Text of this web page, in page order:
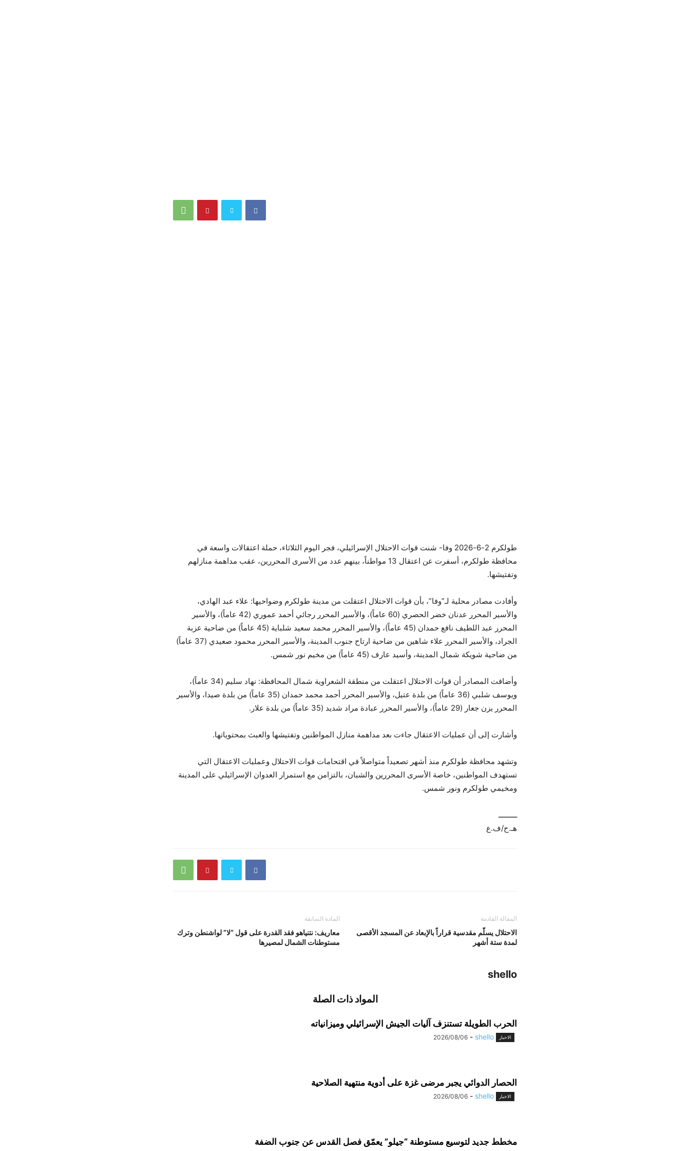
طولكرم 2-6-2026 وفا- شنت قوات الاحتلال الإسرائيلي، فجر اليوم الثلاثاء، حملة اعتقالات واسعة في
محافظة طولكرم، أسفرت عن اعتقال 13 مواطناً، بينهم عدد من الأسرى المحررين، عقب مداهمة منازلهم
وتفتيشها.
وأفادت مصادر محلية لـ”وفا”، بأن قوات الاحتلال اعتقلت من مدينة طولكرم وضواحيها: علاء عبد الهادي،
والأسير المحرر عدنان خضر الحصري (60 عاماً)، والأسير المحرر رجائي أحمد عموري (42 عاماً)، والأسير
المحرر عبد اللطيف نافع حمدان (45 عاماً)، والأسير المحرر محمد سعيد شلباية (45 عاماً) من ضاحية عزبة
الجراد، والأسير المحرر علاء شاهين من ضاحية ارتاح جنوب المدينة، والأسير المحرر محمود صعيدي (37 عاماً)
من ضاحية شويكة شمال المدينة، وأسيد عارف (45 عاماً) من مخيم نور شمس
.
وأضافت المصادر أن قوات الاحتلال اعتقلت من منطقة الشعراوية شمال المحافظة: نهاد سليم (34 عاماً)،
ويوسف شلبي (36 عاماً) من بلدة عتيل، والأسير المحرر أحمد محمد حمدان (35 عاماً) من بلدة صيدا، والأسير
المحرر يزن جعار (29 عاماً)، والأسير المحرر عبادة مراد شديد (35 عاماً) من بلدة علار
.
وأشارت إلى أن عمليات الاعتقال جاءت بعد مداهمة منازل المواطنين وتفتيشها والعبث بمحتوياتها.
وتشهد محافظة طولكرم منذ أشهر تصعيداً متواصلاً في اقتحامات قوات الاحتلال وعمليات الاعتقال التي
تستهدف المواطنين، خاصة الأسرى المحررين والشبان، بالتزامن مع استمرار العدوان الإسرائيلي على المدينة
ومخيمي طولكرم ونور شمس.
ـــــــــ
هـ.ح/ف.ع
المادة السابقة
معاريف: نتنياهو فقد القدرة على قول “لا” لواشنطن وترك
مستوطنات الشمال لمصيرها
المقالة القادمة
الاحتلال يسلّم مقدسية قراراً بالإبعاد عن المسجد الأقصى
لمدة ستة أشهر
shello
المواد ذات الصلة
الحرب الطويلة تستنزف آليات الجيش الإسرائيلي وميزانياته
الاخبار shello
-
2026/08/06
الحصار الدوائي يجبر مرضى غزة على أدوية منتهية الصلاحية
الاخبار shello
-
2026/08/06
مخطط جديد لتوسيع مستوطنة “جيلو” يعمّق فصل القدس عن جنوب الضفة